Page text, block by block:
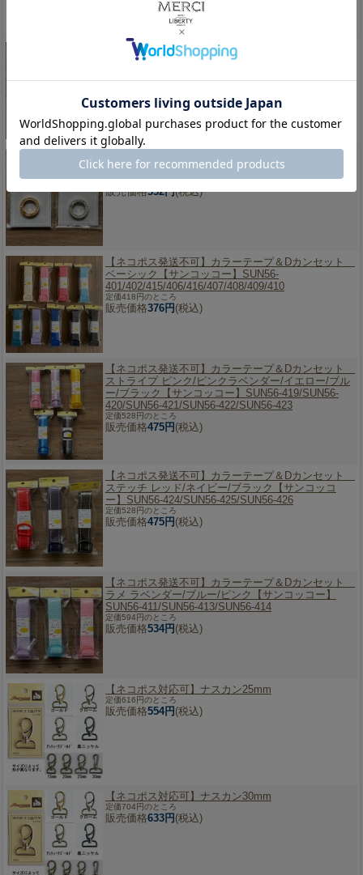
【ネコポス発送可能です】キラキラストーンカラビ
ナ ハート シルバー/ゴールド ネロリローズ ラインス
販売価格352円(税込)
キラキラストーンカラビ
ナSサイズ ゴールド/シルバー ネロリローズ ライン
ストーン キーリング NR-10
販売価格352円(税込)
【ネコポス発送不可】
カラーテープ＆Dカンセット
ベーシック【サンコッコー】SUN56-
401/402/415/406/416/407/408/409/410
定価418円のところ
販売価格376円(税込)
【ネコポス発送不可】
カラーテープ＆Dカンセット
ストライプ ピンク/ピンクラベンダー/イエロー/ブル
ー/ブラック【サンコッコー】SUN56-419/SUN56-
420/SUN56-421/SUN56-422/SUN56-423
定価528円のところ
販売価格475円(税込)
【ネコポス発送不可】
カラーテープ＆Dカンセット
ステッチ レッド/ネイビー/ブラック【サンコッコ
ー】SUN56-424/SUN56-425/SUN56-426
定価528円のところ
販売価格475円(税込)
【ネコポス発送不可】
カラーテープ＆Dカンセット
ラメ ラベンダー/ブルー/ピンク【サンコッコー】
SUN56-411/SUN56-413/SUN56-414
定価594円のところ
販売価格534円(税込)
【ネコポス対応可】 ナスカン25mm
定価616円のところ
販売価格554円(税込)
【ネコポス対応可】 ナスカン30mm
定価704円のところ
販売価格633円(税込)